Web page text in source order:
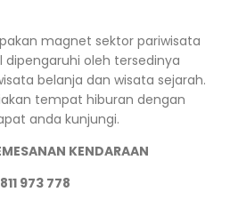
magnet sektor pariwisata
dipengaruhi oleh tersedinya
belanja dan wisata sejarah.
tempat hiburan dengan
anda kunjungi.
KENDARAAN
973 778